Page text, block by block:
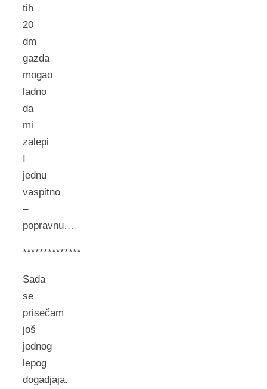
tih
20
dm
gazda
mogao
ladno
da
mi
zalepi
I
jednu
vaspitno
–
popravnu…
**************
Sada
se
prisečam
još
jednog
lepog
dogadjaja.